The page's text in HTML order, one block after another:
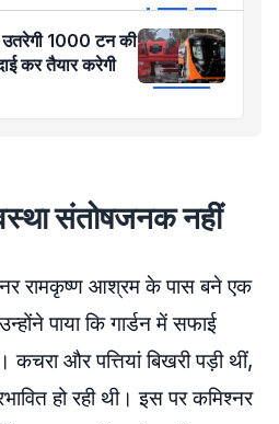
उतरेगी 1000 टन की
कर तैयार करेगी
संतोषजनक नहीं
रामकृष्ण आश्रम के पास बने एक
पाया कि गार्डन में सफाई
और पत्तियां बिखरी पड़ी थीं,
हो रही थी। इस पर कमिश्नर